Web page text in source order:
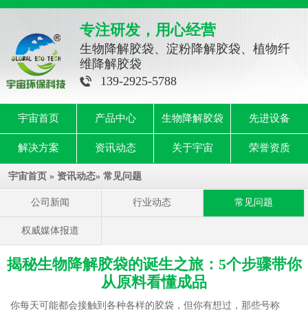
专注研发，用心经营
生物降解胶袋、淀粉降解胶袋、植物纤
维降解胶袋
139-2925-5788
宇宙首页 产品中心 生物降解胶袋 先进设备
解决方案 资讯动态 关于宇宙 荣誉资质
宇宙首页 » 资讯动态» 常见问题
公司新闻 行业动态 常见问题
权威媒体报道
揭秘生物降解胶袋的诞生之旅：5个步骤带你
从原料看懂成品
你每天可能都会接触到各种各样的胶袋，但你有想过，那些号称